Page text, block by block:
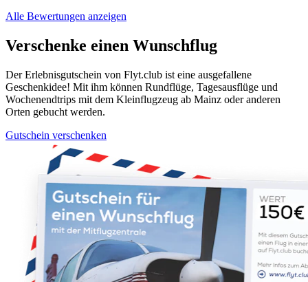
Alle Bewertungen anzeigen
Verschenke einen Wunschflug
Der Erlebnisgutschein von Flyt.club ist eine ausgefallene
Geschenkidee! Mit ihm können Rundflüge, Tagesausflüge und
Wochenendtrips mit dem Kleinflugzeug ab Mainz oder anderen
Orten gebucht werden.
Gutschein verschenken